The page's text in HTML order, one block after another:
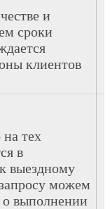
и
сроки
клиентов
тех
в
выездному
можем
о выполнении